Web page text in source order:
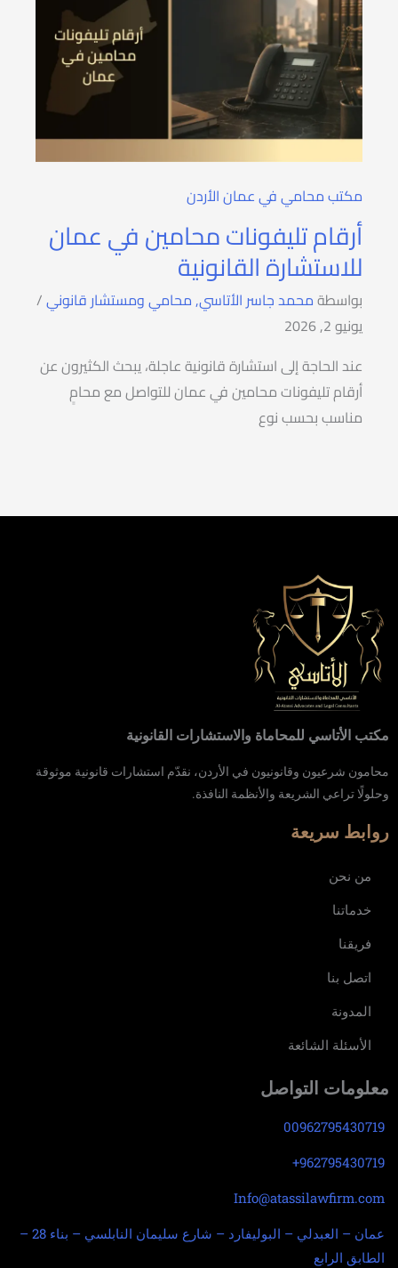
مكتب محامي في عمان الأردن
أرقام تليفونات محامين في عمان
للاستشارة القانونية
بواسطةمحمد جاسر الأتاسي, محامي ومستشار قانوني/
يونيو 2, 2026
عند الحاجة إلى استشارة قانونية عاجلة، يبحث الكثيرون عن
أرقام تليفونات محامين في عمان للتواصل مع محامٍ
مناسب بحسب نوع
مكتب الأتاسي للمحاماة والاستشارات القانونية
محامون شرعيون وقانونيون في الأردن، نقدّم استشارات قانونية موثوقة
وحلولًا تراعي الشريعة والأنظمة النافذة.
روابط سريعة
من نحن
خدماتنا
فريقنا
اتصل بنا
المدونة
الأسئلة الشائعة
معلومات التواصل
00962795430719
962795430719+
Info@atassilawfirm.com
عمان – العبدلي – البوليفارد – شارع سليمان النابلسي – بناء 28 –
الطابق الرابع